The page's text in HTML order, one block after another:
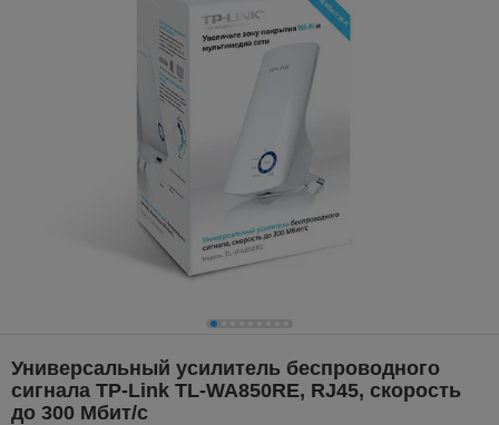
Универсальный усилитель беспроводного
сигнала TP-Link TL-WA850RE, RJ45, скорость
до 300 Мбит/с